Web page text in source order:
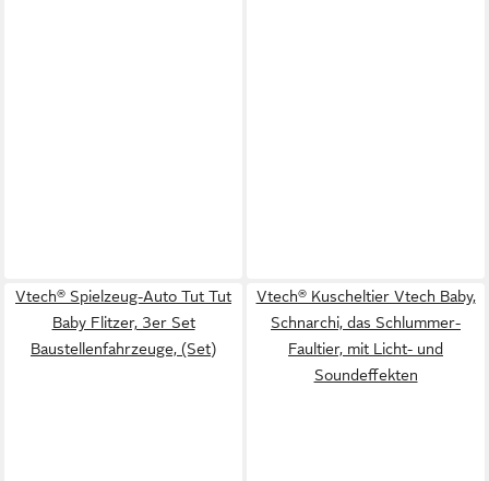
Vtech® Spielzeug-Auto Tut Tut
Baby Flitzer, 3er Set
Baustellenfahrzeuge, (Set)
Vtech® Kuscheltier Vtech Baby,
Schnarchi, das Schlummer-
Faultier, mit Licht- und
Soundeffekten